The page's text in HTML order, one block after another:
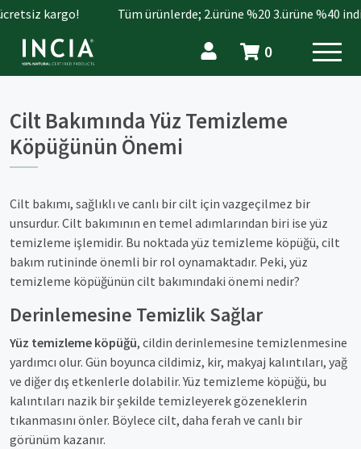
kargo! Tüm ürünlerde; 2.ürüne %20 3.ürüne %40
0
Cilt Bakımında Yüz Temizleme
Köpüğünün Önemi
Cilt bakımı, sağlıklı ve canlı bir cilt için vazgeçilmez bir
unsurdur. Cilt bakımının en temel adımlarından biri ise yüz
temizleme işlemidir. Bu noktada yüz temizleme köpüğü, cilt
bakım rutininde önemli bir rol oynamaktadır. Peki, yüz
temizleme köpüğünün cilt bakımındaki önemi nedir?
Derinlemesine Temizlik Sağlar
Yüz temizleme köpüğü, cildin derinlemesine temizlenmesine
yardımcı olur. Gün boyunca cildimiz, kir, makyaj kalıntıları, yağ
ve diğer dış etkenlerle dolabilir. Yüz temizleme köpüğü, bu
kalıntıları nazik bir şekilde temizleyerek gözeneklerin
tıkanmasını önler. Böylece cilt, daha ferah ve canlı bir
görünüm kazanır.